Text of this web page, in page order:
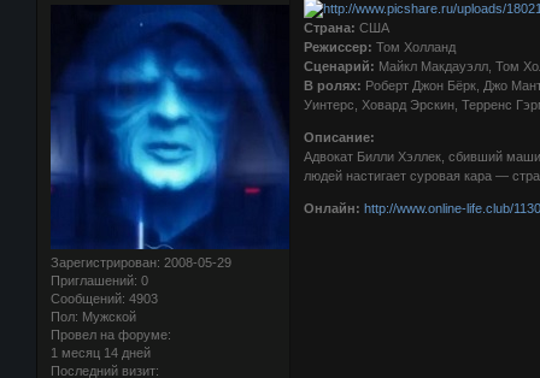
Зарегистрирован: 2008-05-29
Приглашений: 0
Сообщений: 4903
Пол: Мужской
Провел на форуме:
1 месяц 14 дней
Последний визит:
Страна: США
Режиссер: Том Холланд
Сценарий: Майкл Макдауэлл, Том
В ролях: Роберт Джон Бёрк, Джо
Уинтерс, Ховард Эрскин, Терренс
Описание:
Адвокат Билли Хэллек, сбивший
людей настигает суровая кара —
Онлайн: http://www.online-life.club/